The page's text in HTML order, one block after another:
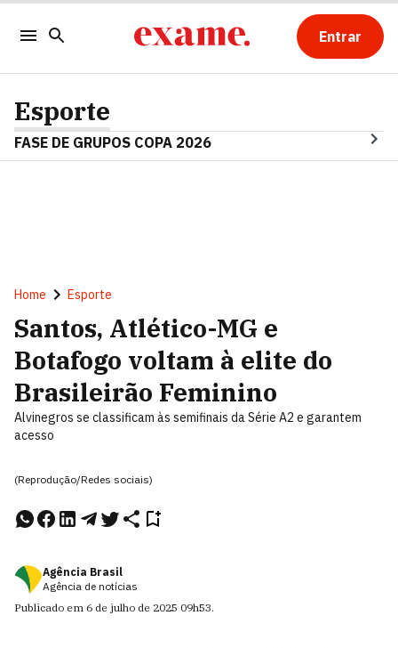
Entrar
Esporte
FASE DE GRUPOS COPA 2026
Home Esporte
Santos, Atlético-MG e
Botafogo voltam à elite do
Brasileirão Feminino
Alvinegros se classificam às semifinais da Série A2 e garantem
acesso
(Reprodução/Redes sociais)
Agência Brasil
Agência de notícias
Publicado em 6 de julho de 2025 09h53.